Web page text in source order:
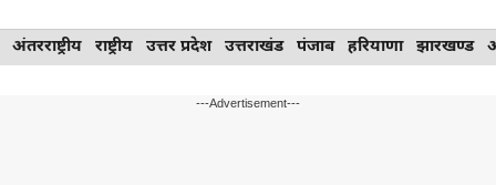
Skip
to
अंतरराष्ट्रीय राष्ट्रीय उत्तर प्रदेश उत्तराखंड पंजाब हरियाणा झारखण्ड
---Advertisement---